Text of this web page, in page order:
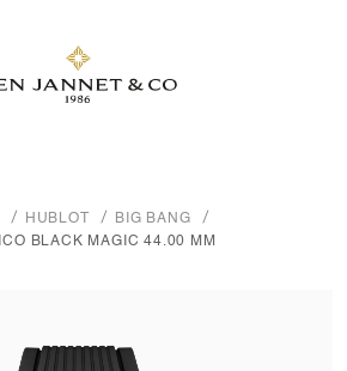
HUBLOT
BIG BANG
BLACK MAGIC 44.00 MM